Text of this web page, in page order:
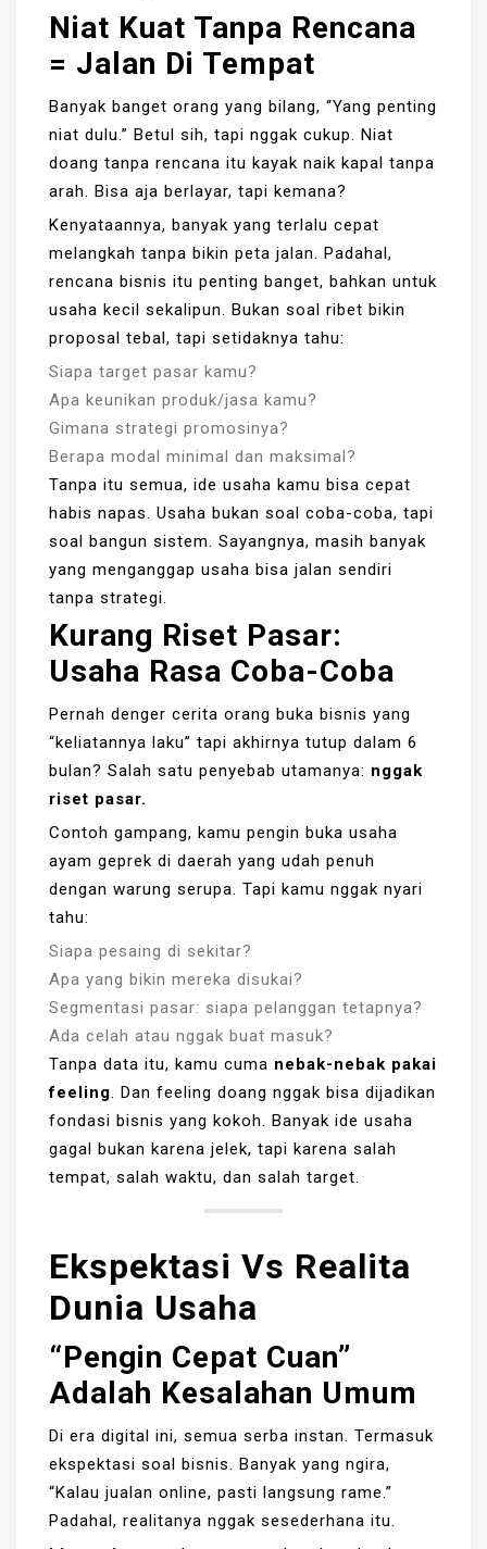
Niat Kuat Tanpa Rencana
= Jalan Di Tempat
Banyak banget orang yang bilang, “Yang penting
niat dulu.” Betul sih, tapi nggak cukup. Niat
doang tanpa rencana itu kayak naik kapal tanpa
arah. Bisa aja berlayar, tapi kemana?
Kenyataannya, banyak yang terlalu cepat
melangkah tanpa bikin peta jalan. Padahal,
rencana bisnis itu penting banget, bahkan untuk
usaha kecil sekalipun. Bukan soal ribet bikin
proposal tebal, tapi setidaknya tahu:
Siapa target pasar kamu?
Apa keunikan produk/jasa kamu?
Gimana strategi promosinya?
Berapa modal minimal dan maksimal?
Tanpa itu semua, ide usaha kamu bisa cepat
habis napas. Usaha bukan soal coba-coba, tapi
soal bangun sistem. Sayangnya, masih banyak
yang menganggap usaha bisa jalan sendiri
tanpa strategi.
Kurang Riset Pasar:
Usaha Rasa Coba-Coba
Pernah denger cerita orang buka bisnis yang
“keliatannya laku” tapi akhirnya tutup dalam 6
bulan? Salah satu penyebab utamanya: nggak
riset pasar.
Contoh gampang, kamu pengin buka usaha
ayam geprek di daerah yang udah penuh
dengan warung serupa. Tapi kamu nggak nyari
tahu:
Siapa pesaing di sekitar?
Apa yang bikin mereka disukai?
Segmentasi pasar: siapa pelanggan tetapnya?
Ada celah atau nggak buat masuk?
Tanpa data itu, kamu cuma nebak-nebak pakai
feeling. Dan feeling doang nggak bisa dijadikan
fondasi bisnis yang kokoh. Banyak ide usaha
gagal bukan karena jelek, tapi karena salah
tempat, salah waktu, dan salah target.
Ekspektasi Vs Realita
Dunia Usaha
“Pengin Cepat Cuan”
Adalah Kesalahan Umum
Di era digital ini, semua serba instan. Termasuk
ekspektasi soal bisnis. Banyak yang ngira,
“Kalau jualan online, pasti langsung rame.”
Padahal, realitanya nggak sesederhana itu.